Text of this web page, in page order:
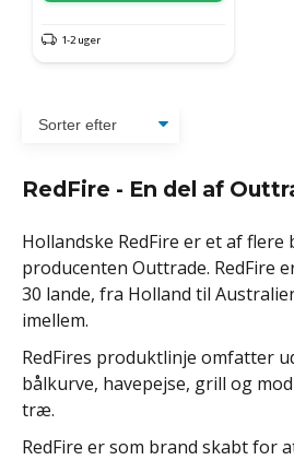
1-2 uger
RedFire - En del af
Hollandske RedFire er et af flere
producenten Outtrade. RedFire
30 lande, fra Holland til
imellem.
RedFires produktlinje omfatter
bålkurve, havepejse, grill og
træ.
RedFire er som brand skabt for